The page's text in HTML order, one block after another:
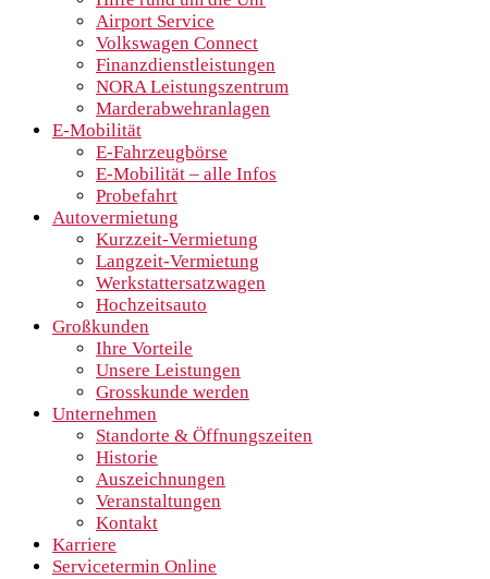
Airport Service
Volkswagen Connect
Finanzdienstleistungen
NORA Leistungszentrum
Marderabwehranlagen
E-Mobilität
E-Fahrzeugbörse
E-Mobilität – alle Infos
Probefahrt
Autovermietung
Kurzzeit-Vermietung
Langzeit-Vermietung
Werkstattersatzwagen
Hochzeitsauto
Großkunden
Ihre Vorteile
Unsere Leistungen
Grosskunde werden
Unternehmen
Standorte & Öffnungszeiten
Historie
Auszeichnungen
Veranstaltungen
Kontakt
Karriere
Servicetermin Online